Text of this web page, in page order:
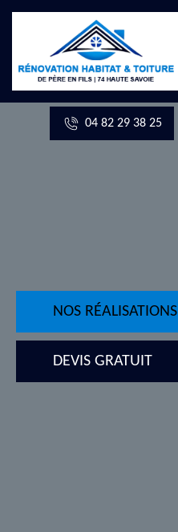
04 82 29 38 25
NOS RÉALISATIONS
DEVIS GRATUIT